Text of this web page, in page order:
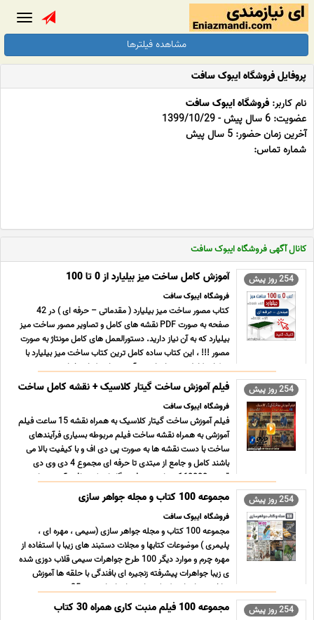
مشاهده فیلترها
پروفایل فروشگاه ایبوک سافت
نام کاربر: فروشگاه ایبوک سافت
عضویت: 6 سال پیش - 1399/10/29
آخرین زمان حضور: 5 سال پیش
شماره تماس:
کانال آگهی فروشگاه ایبوک سافت
254 روز پیش آموزش کامل ساخت میز بیلیارد از 0 تا 100
فروشگاه ایبوک سافت
کتاب مصور ساخت میز بیلیارد ( مقدماتی – حرفه ای ) در 42
صفحه به صورت PDF نقشه های کامل و تصاویر مصور ساخت میز
بیلیارد که به آن نیاز دارید. دستورالعمل های کامل مونتاژ به صورت
مصور !!! ، این کتاب ساده کامل ترین کتاب ساخت میز بیلیارد با
جزئیات کامل در جهان است. آنچه در این کتاب خواهی ... ...
254 روز پیش فیلم آموزش ساخت گیتار کلاسیک + نقشه کامل ساخت
فروشگاه ایبوک سافت
فیلم آموزش ساخت گیتار کلاسیک به همراه نقشه 15 ساعت فیلم
آموزشی به همراه نقشه ساخت فیلم مربوطه بسیاری فرآیندهای
ساخت با دست نقشه ها به صورت پی دی اف و با کیفیت بالا می
باشند کامل و جامع از مبتدی تا حرفه ای مجموع 4 دی وی دی
قیمت 168000 تومان تهیه فروشگاه ایبوک سافت آدرس سایت بر
254 روز پیش مجموعه 100 کتاب و مجله جواهر سازی
فروشگاه ایبوک سافت
مجموعه 100 کتاب و مجله جواهر سازی (سیمی ، مهره ای ،
پلیمری ) موضوعات کتابها و مجلات دستبند های زیبا با استفاده از
مهره چرم و موارد دیگر 100 طرح جواهرات سیمی قلاب دوزی شده
ی زیبا جواهرات پیشرفته زنجیره ای بافندگی با حلقه ها آموزش
ساخت جواهرات تکنیک هایی برای انجام پروژه 35 پرو ... ...
254 روز پیش مجموعه 100 فیلم منبت کاری همراه 30 کتاب